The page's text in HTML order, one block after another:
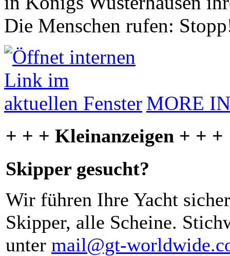
Die Menschen rufen:
MORE
+ + + Kleinanzeigen + + +
Skipper gesucht?
Wir führen Ihre Yacht
Skipper, alle Scheine.
unter mail@gt-